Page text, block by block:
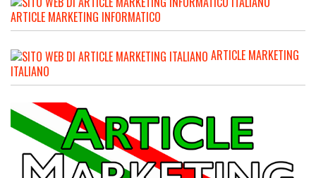
ARTICLE MARKETING INFORMATICO
ARTICLE MARKETING
ITALIANO